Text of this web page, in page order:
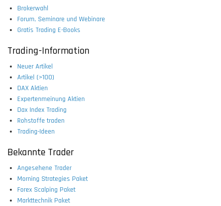
Brokerwahl
Forum, Seminare und Webinare
Gratis Trading E-Books
Trading-Information
Neuer Artikel
Artikel (>100)
DAX Aktien
Expertenmeinung Aktien
Dax Index Trading
Rohstoffe traden
Trading-Ideen
Bekannte Trader
Angesehene Trader
Morning Strategies Paket
Forex Scalping Paket
Markttechnik Paket